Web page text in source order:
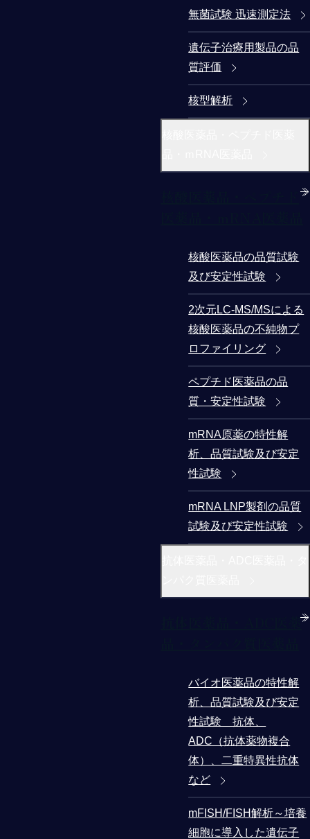
無菌試験 迅速測定法
遺伝子治療用製品の品
質評価
核型解析
核酸医薬品の品質試験
及び安定性試験
2次元LC-MS/MSによる
核酸医薬品の不純物プ
ロファイリング
ペプチド医薬品の品
質・安定性試験
mRNA原薬の特性解
析、品質試験及び安定
性試験
mRNA LNP製剤の品質
試験及び安定性試験
抗体医薬品・ADC医薬
バイオ医薬品の特性解
析、品質試験及び安定
性試験 抗体、
ADC（抗体薬物複合
体）、二重特異性抗体
など
mFISH/FISH解析～培養
細胞に導入した遺伝子